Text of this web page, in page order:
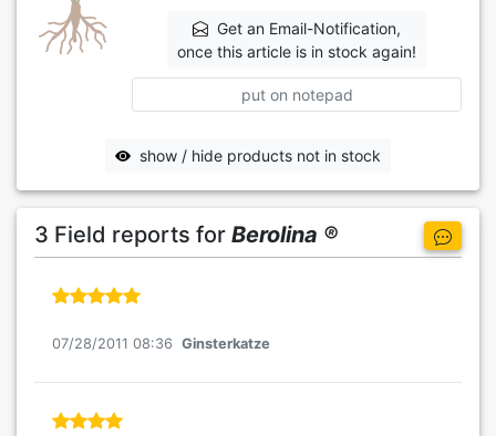
Get an Email-Notification,
once this article is in stock again!
put on notepad
show / hide products not in stock
3 Field reports for Berolina ®
07/28/2011 08:36 Ginsterkatze